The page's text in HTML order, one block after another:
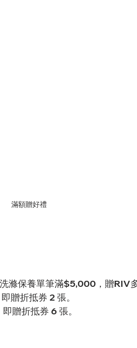
滿額贈好禮
滌保養單筆滿$5,000，贈RIV
贈折抵券 2 張。
贈折抵券 6 張。